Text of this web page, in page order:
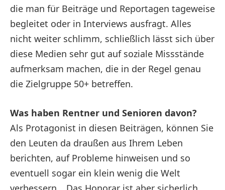
die man für Beiträge und Reportagen tageweise
begleitet oder in Interviews ausfragt. Alles
nicht weiter schlimm, schließlich lässt sich über
diese Medien sehr gut auf soziale Missstände
aufmerksam machen, die in der Regel genau
die Zielgruppe 50+ betreffen.
Was haben Rentner und Senioren davon?
Als Protagonist in diesen Beiträgen, können Sie
den Leuten da draußen aus Ihrem Leben
berichten, auf Probleme hinweisen und so
eventuell sogar ein klein wenig die Welt